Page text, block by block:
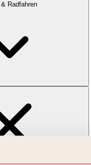
Radfahren